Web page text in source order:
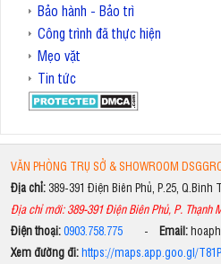
Bảo hành - Bảo trì
Công trình đã thực hiện
Mẹo vặt
Tin tức
VĂN PHÒNG TRỤ SỞ & SHOWROOM
Địa chỉ: 389-391 Điện Biên Phủ, P.25,
Địa chỉ mới: 389-391 Điện Biên Phủ, P. Thạnh
Điện thoại:0903.758.775- Email:
Xem đường đi:https://maps.app.goo.gl/